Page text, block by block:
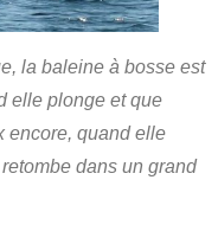
la baleine à bosse est
elle plonge et que
encore, quand elle
retombe dans un grand